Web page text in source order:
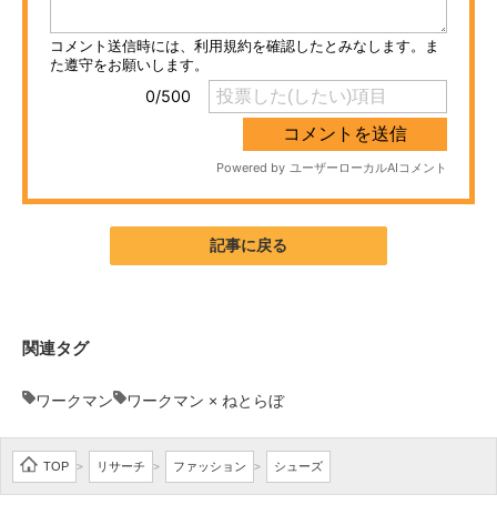
スマホと通信の最新トレンド
進化するPCとデバイスの未来
AI活用のいまが分かる
企業向けIT製品の総合サイト
記事に戻る
関連タグ
ワークマン ワークマン × ねとらぼ
TOP > リサーチ > ファッション > シューズ